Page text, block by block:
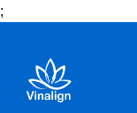
;
content